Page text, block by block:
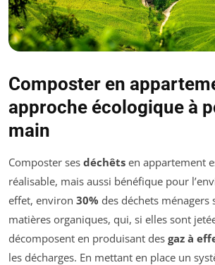
Composter en
approche écologique à
main
Composter ses déchêts en appartement
réalisable, mais aussi bénéfique pour
effet, environ 30% des déchets ménagers
matières organiques, qui, si elles sont
décomposent en produisant des gaz à
les décharges. En mettant en place un